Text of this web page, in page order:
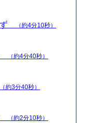
ず （約4分10秒）
（約4分40秒）
（約3分40秒）
（約2分10秒）